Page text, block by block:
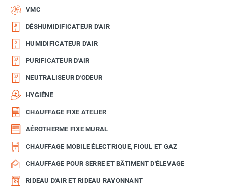
VMC
DÉSHUMIDIFICATEUR D'AIR
HUMIDIFICATEUR D'AIR
PURIFICATEUR D'AIR
NEUTRALISEUR D'ODEUR
HYGIÈNE
CHAUFFAGE FIXE ATELIER
AÉROTHERME FIXE MURAL
CHAUFFAGE MOBILE ÉLECTRIQUE, FIOUL ET GAZ
CHAUFFAGE POUR SERRE ET BÂTIMENT D'ÉLEVAGE
RIDEAU D'AIR ET RIDEAU RAYONNANT